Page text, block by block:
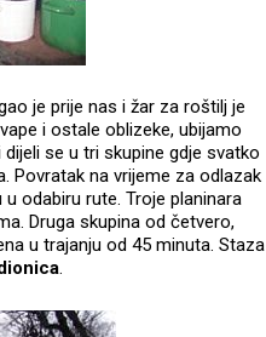
je prije nas i žar za roštilj je
i ostale oblizeke, ubijamo
se u tri skupine gdje svatko
Povratak na vrijeme za odlazak
odabiru rute. Troje planinara
Druga skupina od četvero,
u trajanju od 45 minuta. Staza
.